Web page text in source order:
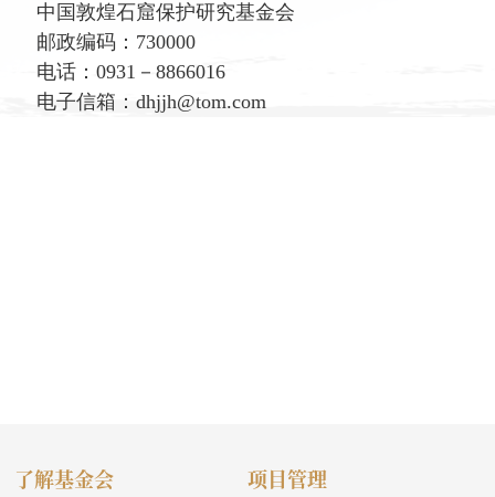
中国敦煌石窟保护研究基金会
邮政编码：730000
电话：0931－8866016
电子信箱：dhjjh@tom.com
了解基金会 项目管理